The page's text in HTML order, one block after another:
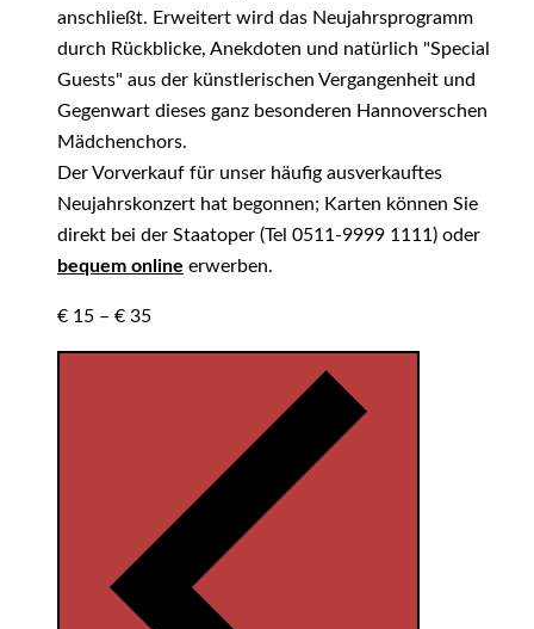
anschließt. Erweitert wird das Neujahrsprogramm
durch Rückblicke, Anekdoten und natürlich "Special
Guests" aus der künstlerischen Vergangenheit und
Gegenwart dieses ganz besonderen Hannoverschen
Mädchenchors.
Der Vorverkauf für unser häufig ausverkauftes
Neujahrskonzert hat begonnen; Karten können Sie
direkt bei der Staatoper (Tel 0511-9999 1111) oder
bequem online erwerben.
€ 15 – € 35